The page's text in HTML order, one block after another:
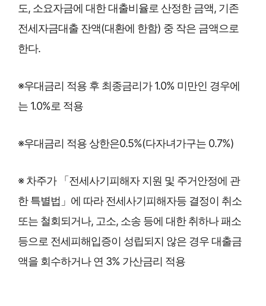
도, 소요자금에 대한 대출비율로 산정한 금액, 기존
전세자금대출 잔액(대환에 한함) 중 작은 금액으로
한다.
※우대금리 적용 후 최종금리가 1.0% 미만인 경우에
는 1.0%로 적용
※우대금리 적용 상한은0.5%(다자녀가구는 0.7%)
※ 차주가 「전세사기피해자 지원 및 주거안정에 관
한 특별법」에 따라 전세사기피해자등 결정이 취소
또는 철회되거나, 고소, 소송 등에 대한 취하나 패소
등으로 전세피해입증이 성립되지 않은 경우 대출금
액을 회수하거나 연 3% 가산금리 적용